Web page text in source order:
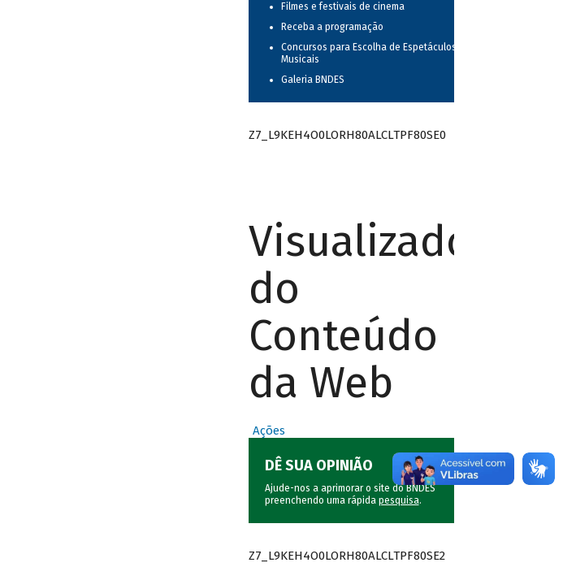
Filmes e festivais de cinema
Receba a programação
Concursos para Escolha de Espetáculos
Musicais
Galeria BNDES
Z7_L9KEH4O0LORH80ALCLTPF80SE0
Visualizador
do
Conteúdo
da Web
Ações
DÊ SUA OPINIÃO
Ajude-nos a aprimorar o site do BNDES
preenchendo uma rápida pesquisa.
Z7_L9KEH4O0LORH80ALCLTPF80SE2